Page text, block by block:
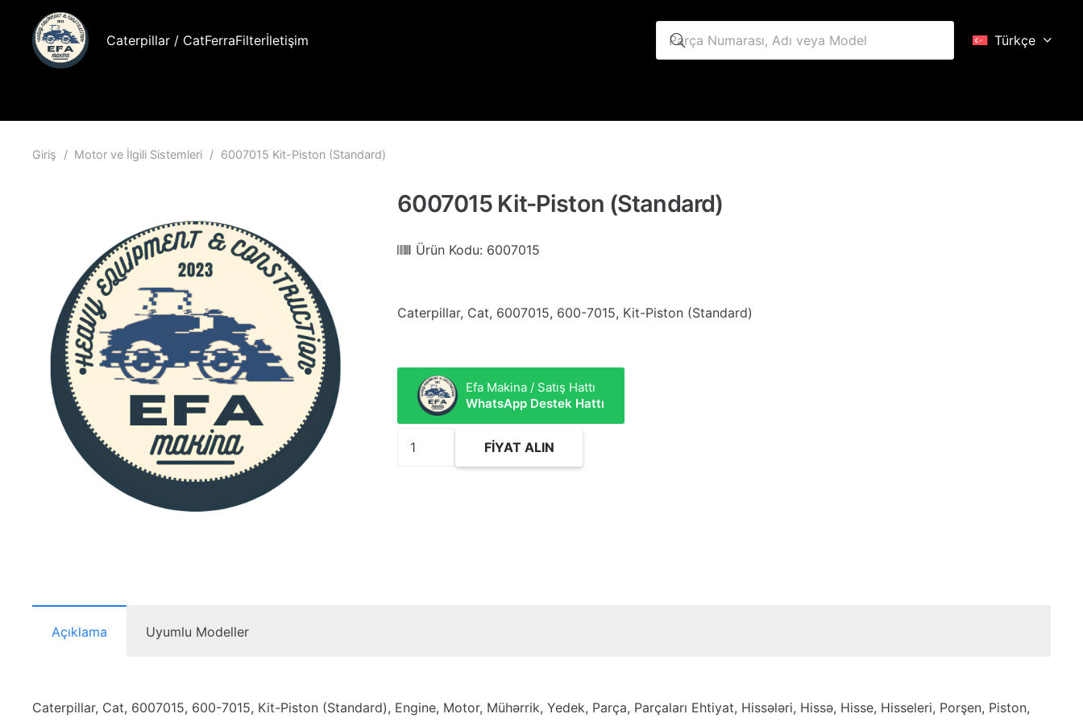
Caterpillar / CatFerraFilterİletişim Türkçe
Giriş / Motor ve İlgili Sistemleri / 6007015 Kit-Piston (Standard)
6007015 Kit-Piston (Standard)
Ürün Kodu: 6007015
Caterpillar, Cat, 6007015, 600-7015, Kit-Piston (Standard)
Efa Makina / Satış Hattı
WhatsApp Destek Hattı
6007015
FIYAT ALIN
Açıklama Uyumlu Modeller
Caterpillar, Cat, 6007015, 600-7015, Kit-Piston (Standard), Engine, Motor, Mühərrik, Yedek, Parça, Parçaları Ehtiyat, Hissələri, Hissə, Hisse, Hisseleri, Porşen, Piston,